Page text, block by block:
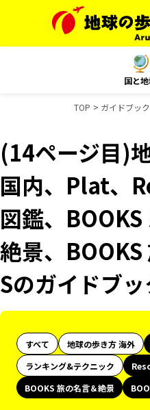
国と
TOP ガイドブック
(14ページ目)
国内、Plat、
図鑑、
絶景、
Sのガイドブ
すべて 地球の歩き方 海外
ランキング&テクニック
BOOKS 旅の名言＆絶景